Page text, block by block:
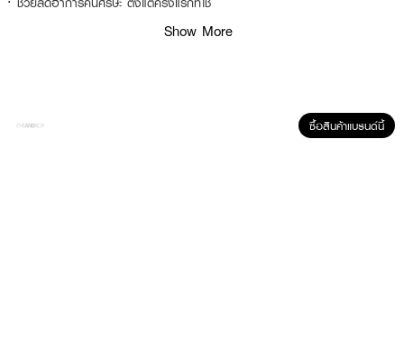
เพิ่มความชุ่มชื่น ให้ผิวหน้าเนียนนุ่มแลดูกระจ่างใส
Show More
ซื้อสินค้าแบรนด์นี้